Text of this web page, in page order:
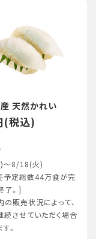
天然かれい
(税込)
～8/18(火)
予定総数44万食が完
了。]
販売状況によって、
続させていただく場合
。